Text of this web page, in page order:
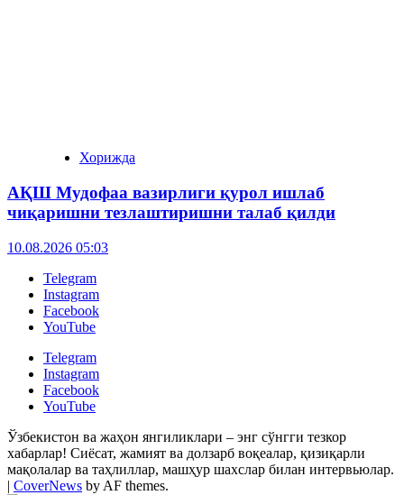
Хорижда
АҚШ Мудофаа вазирлиги қурол ишлаб
чиқаришни тезлаштиришни талаб қилди
10.08.2026 05:03
Telegram
Instagram
Facebook
YouTube
Telegram
Instagram
Facebook
YouTube
Ўзбекистон ва жаҳон янгиликлари – энг сўнгги тезкор
хабарлар! Сиёсат, жамият ва долзарб воқеалар, қизиқарли
мақолалар ва таҳлиллар, машҳур шахслар билан интервьюлар.
| CoverNews by AF themes.